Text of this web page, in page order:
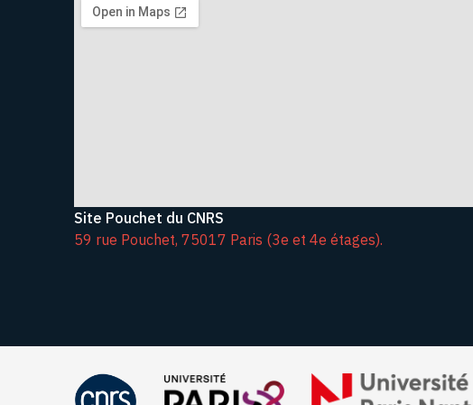
Site Pouchet du CNRS
59 rue Pouchet, 75017 Paris (3e et 4e étages).